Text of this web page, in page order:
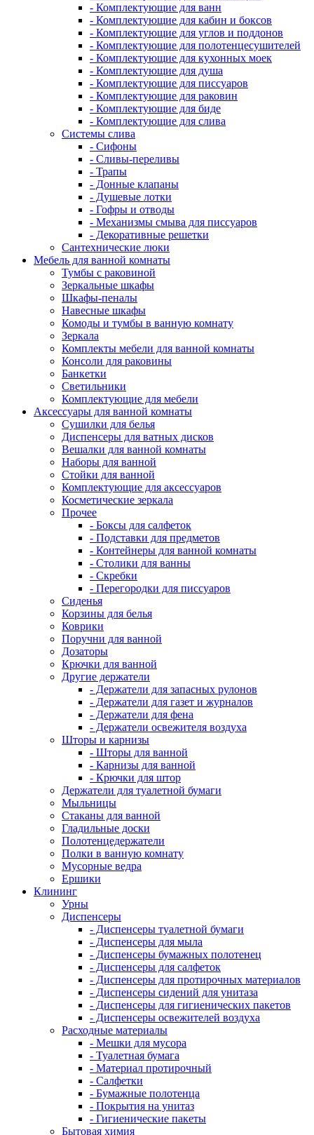
- Комплектующие для ванн
- Комплектующие для кабин и боксов
- Комплектующие для углов и поддонов
- Комплектующие для полотенцесушителей
- Комплектующие для кухонных моек
- Комплектующие для душа
- Комплектующие для писсуаров
- Комплектующие для раковин
- Комплектующие для биде
- Комплектующие для слива
Системы слива
- Сифоны
- Сливы-переливы
- Трапы
- Донные клапаны
- Душевые лотки
- Гофры и отводы
- Механизмы смыва для писсуаров
- Декоративные решетки
Сантехнические люки
Мебель для ванной комнаты
Тумбы с раковиной
Зеркальные шкафы
Шкафы-пеналы
Навесные шкафы
Комоды и тумбы в ванную комнату
Зеркала
Комплекты мебели для ванной комнаты
Консоли для раковины
Банкетки
Светильники
Комплектующие для мебели
Аксессуары для ванной комнаты
Сушилки для белья
Диспенсеры для ватных дисков
Вешалки для ванной комнаты
Наборы для ванной
Стойки для ванной
Комплектующие для аксессуаров
Косметические зеркала
Прочее
- Боксы для салфеток
- Подставки для предметов
- Контейнеры для ванной комнаты
- Столики для ванны
- Скребки
- Перегородки для писсуаров
Сиденья
Корзины для белья
Коврики
Поручни для ванной
Дозаторы
Крючки для ванной
Другие держатели
- Держатели для запасных рулонов
- Держатели для газет и журналов
- Держатели для фена
- Держатели освежителя воздуха
Шторы и карнизы
- Шторы для ванной
- Карнизы для ванной
- Крючки для штор
Держатели для туалетной бумаги
Мыльницы
Стаканы для ванной
Гладильные доски
Полотенцедержатели
Полки в ванную комнату
Мусорные ведра
Ершики
Клининг
Урны
Диспенсеры
- Диспенсеры туалетной бумаги
- Диспенсеры для мыла
- Диспенсеры бумажных полотенец
- Диспенсеры для салфеток
- Диспенсеры для протирочных материалов
- Диспенсеры сидений для унитаза
- Диспенсеры для гигиенических пакетов
- Диспенсеры освежителей воздуха
Расходные материалы
- Мешки для мусора
- Туалетная бумага
- Материал протирочный
- Салфетки
- Бумажные полотенца
- Покрытия на унитаз
- Гигиенические пакеты
Бытовая химия